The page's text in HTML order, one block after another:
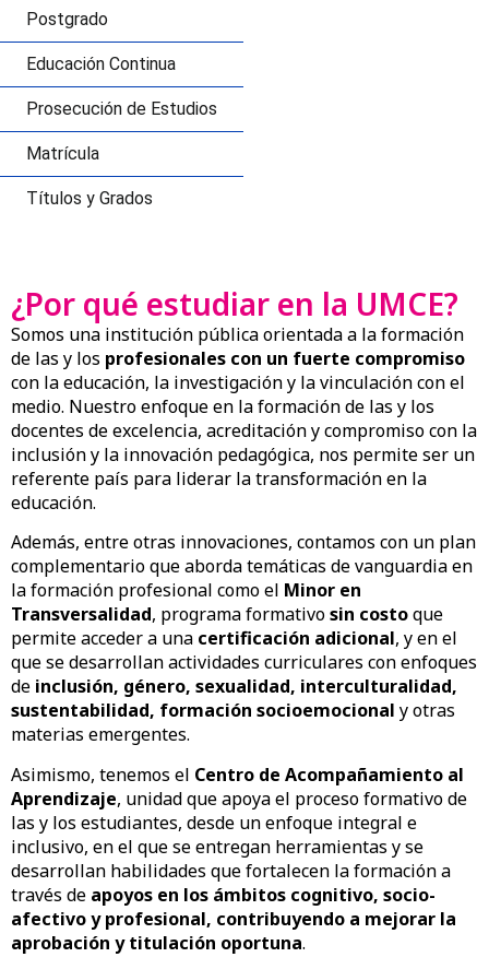
Postgrado
Educación Continua
Prosecución de Estudios
Matrícula
Títulos y Grados
¿Por qué estudiar en la UMCE?
Somos una institución pública orientada a la formación
de las y los profesionales con un fuerte compromiso
con la educación, la investigación y la vinculación con el
medio. Nuestro enfoque en la formación de las y los
docentes de excelencia, acreditación y compromiso con la
inclusión y la innovación pedagógica, nos permite ser un
referente país para liderar la transformación en la
educación.
Además, entre otras innovaciones, contamos con un plan
complementario que aborda temáticas de vanguardia en
la formación profesional como el Minor en
Transversalidad, programa formativosin costoque
permite acceder a una certificación adicional, y en el
que se desarrollan actividades curriculares con enfoques
de inclusión, género, sexualidad, interculturalidad,
sustentabilidad, formación socioemocional y otras
materias emergentes.
Asimismo, tenemos el Centro de Acompañamiento al
Aprendizaje, unidad que apoya el proceso formativo de
las y los estudiantes, desde un enfoque integral e
inclusivo, en el que se entregan herramientas y se
desarrollan habilidades que fortalecen la formación a
través de apoyos en los ámbitos cognitivo, socio-
afectivo y profesional, contribuyendo a mejorar la
aprobación y titulación oportuna.